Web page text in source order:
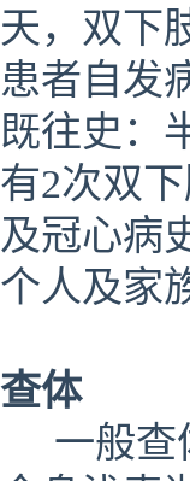
天，双下
患者自发
既往史：
有2次双
及冠心病
个人及家
查体
一般查